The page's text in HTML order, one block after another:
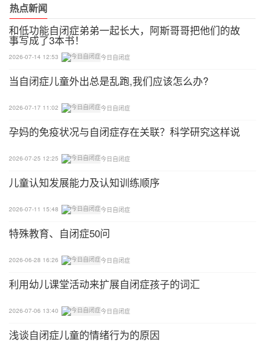
其中也有一部分特教老师给出了建议：“可以带孩子
去特殊学校，有康复课，自闭症孩子一般是感统失
调，语言落后，可以上相对应的课，坚持下去，孩子
会有很大进步的。”
感到害怕。”“希望社会上不会嫌弃这些来自星星的孩
子。”
第三种，就是过度解读，甚至误读的网友。
“国家要设立免费的特殊学校，然后找专业的老师，
其中不乏很多所谓的“歪理邪说”：“很多自闭症的孩子
和家庭有很大的关系。”
切与祝福：
“多些理解与包容吧，谁也不想自己的孩子这样。”
热点新闻
和低功能自闭症弟弟一起长大，阿斯哥哥把他们的故
事写成了3本书！
2026-07-14 12:53 今日自闭症
当自闭症儿童外出总是乱跑,我们应该怎么办?
2026-07-17 11:02 今日自闭症
孕妈的免疫状况与自闭症存在关联？科学研究这样说
2026-07-25 12:25 今日自闭症
儿童认知发展能力及认知训练顺序
2026-07-11 15:48 今日自闭症
特殊教育、自闭症50问
2026-06-28 16:26 今日自闭症
利用幼儿课堂活动来扩展自闭症孩子的词汇
2026-07-06 13:40 今日自闭症
​浅谈自闭症儿童的情绪行为的原因